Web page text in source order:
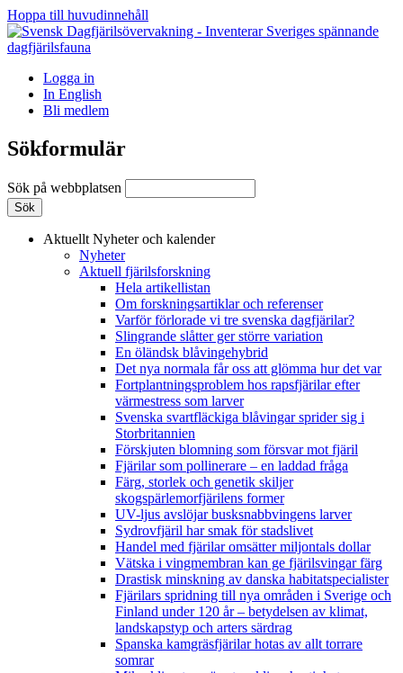
Hoppa till huvudinnehåll
Logga in
In English
Bli medlem
Sökformulär
Sök på webbplatsen
Aktuellt Nyheter och kalender
Nyheter
Aktuell fjärilsforskning
Hela artikellistan
Om forskningsartiklar och referenser
Varför förlorade vi tre svenska dagfjärilar?
Slingrande slåtter ger större variation
En öländsk blåvingehybrid
Det nya normala får oss att glömma hur det var
Fortplantningsproblem hos rapsfjärilar efter
värmestress som larver
Svenska svartfläckiga blåvingar sprider sig i
Storbritannien
Förskjuten blomning som försvar mot fjäril
Fjärilar som pollinerare – en laddad fråga
Färg, storlek och genetik skiljer
skogspärlemorfjärilens former
UV-ljus avslöjar busksnabbvingens larver
Sydrovfjäril har smak för stadslivet
Handel med fjärilar omsätter miljontals dollar
Vätska i vingmembran kan ge fjärilsvingar färg
Drastisk minskning av danska habitatspecialister
Fjärilars spridning till nya områden i Sverige och
Finland under 120 år– betydelsen av klimat,
landskapstyp och arters särdrag
Spanska kamgräsfjärilar hotas av allt torrare
somrar